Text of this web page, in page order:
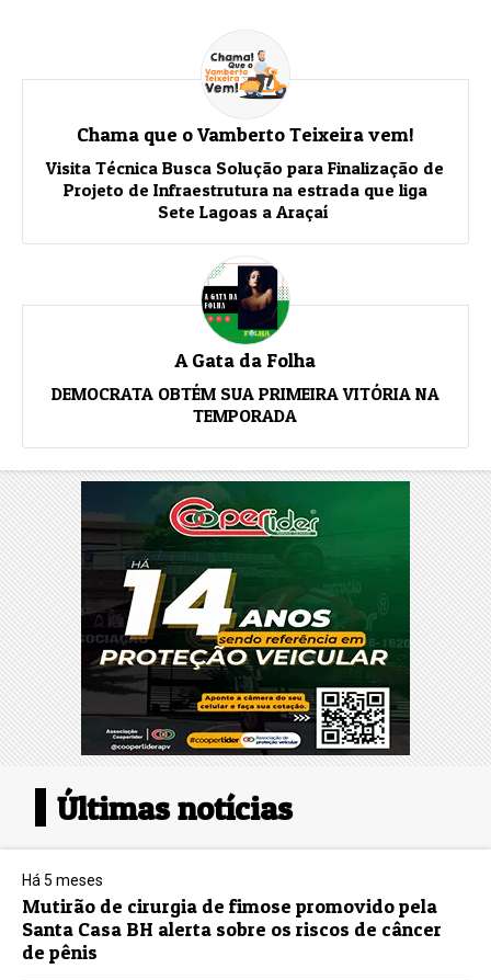
Chama que o Vamberto Teixeira vem!
Visita Técnica Busca Solução para Finalização de
Projeto de Infraestrutura na estrada que liga
Sete Lagoas a Araçaí
A Gata da Folha
DEMOCRATA OBTÉM SUA PRIMEIRA VITÓRIA NA
TEMPORADA
Últimas notícias
Há 5 meses
Mutirão de cirurgia de fimose promovido pela
Santa Casa BH alerta sobre os riscos de câncer
de pênis